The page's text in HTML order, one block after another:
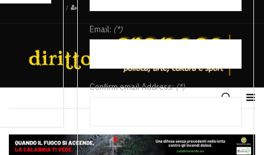
/
Email: (*)
Confirm email Address:(*)